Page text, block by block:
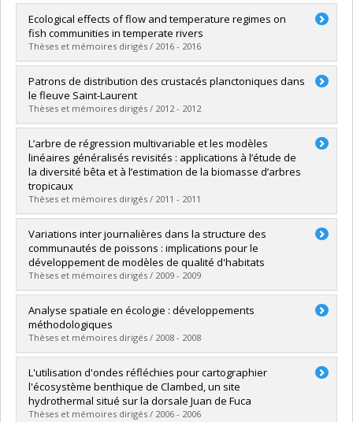
Diplômé(e) :Satre, Nathan
Cycle :Maîtrise
Diplôme obtenu :M. Sc.
Lien vers le document dans Papyrus
Ecological effects of flow and temperature regimes on
fish communities in temperate rivers
Thèses et mémoires dirigés / 2016 - 2016
Diplômé(e) :Macnaughton, Camille
Cycle :Doctorat
Diplôme obtenu :Ph. D.
Lien vers le document dans Papyrus
Patrons de distribution des crustacés planctoniques dans
le fleuve Saint-Laurent
Thèses et mémoires dirigés / 2012 - 2012
Diplômé(e) :Cusson, Edith
Cycle :Maîtrise
Diplôme obtenu : M. Sc.
Lien vers le document dans Papyrus
L’arbre de régression multivariable et les modèles
linéaires généralisés revisités : applications à l’étude de
la diversité bêta et à l’estimation de la biomasse d’arbres
tropicaux
Thèses et mémoires dirigés / 2011 - 2011
Diplômé(e) :Ouellette, Marie-Hélène
Cycle :Doctorat
Diplôme obtenu : Ph. D.
Lien vers le document dans Papyrus
Variations inter journalières dans la structure des
communautés de poissons : implications pour le
développement de modèles de qualité d'habitats
Thèses et mémoires dirigés / 2009 - 2009
Diplômé(e) :Lanthier, Gabriel
Cycle :Maîtrise
Diplôme obtenu :M. Sc.
Lien vers le document dans Papyrus
Analyse spatiale en écologie : développements
méthodologiques
Thèses et mémoires dirigés / 2008 - 2008
Diplômé(e) :Blanchet, Guillaume
Cycle :Maîtrise
Diplôme obtenu : M. Sc.
Lien vers le document dans Papyrus
L'utilisation d'ondes réfléchies pour cartographier
l'écosystème benthique de Clambed, un site
hydrothermal situé sur la dorsale Juan de Fuca
Thèses et mémoires dirigés / 2006 - 2006